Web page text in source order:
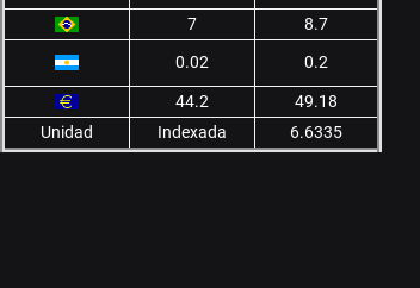
7
8.7
0.02
0.2
44.2
49.18
Unidad
Indexada 6.6335